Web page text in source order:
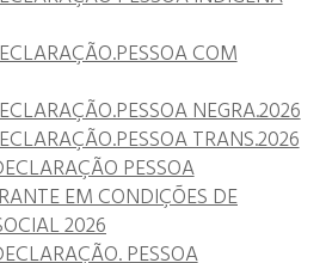
COM
NEGRA.2026
TRANS.2026
PESSOA
EM CONDIÇÕES DE
2026
PESSOA